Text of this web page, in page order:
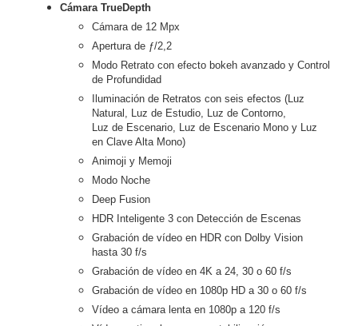
Cámara TrueDepth
Cámara de 12 Mpx
Apertura de ƒ/2,2
Modo Retrato con efecto bokeh avanzado y Control
de Profundidad
Iluminación de Retratos con seis efectos (Luz
Natural, Luz de Estudio, Luz de Contorno,
Luz de Escenario, Luz de Escenario Mono y Luz
en Clave Alta Mono)
Animoji y Memoji
Modo Noche
Deep Fusion
HDR Inteligente 3 con Detección de Escenas
Grabación de vídeo en HDR con Dolby Vision
hasta 30 f/s
Grabación de vídeo en 4K a 24, 30 o 60 f/s
Grabación de vídeo en 1080p HD a 30 o 60 f/s
Vídeo a cámara lenta en 1080p a 120 f/s